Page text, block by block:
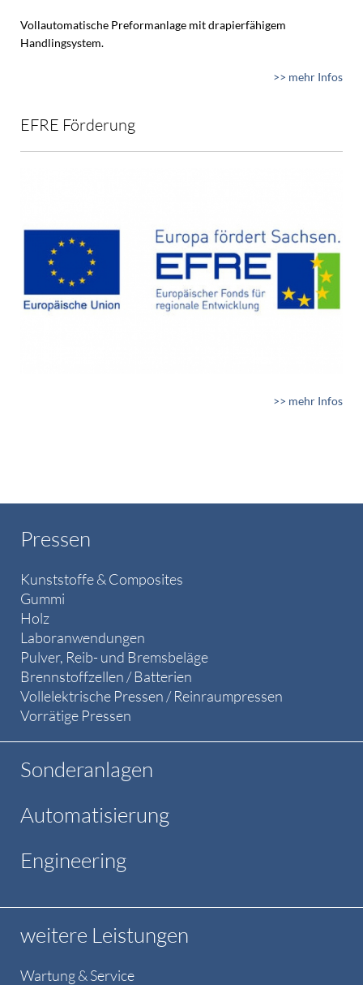
Vollautomatische Preformanlage mit drapierfähigem
Handlingsystem.
>> mehr Infos
EFRE Förderung
>> mehr Infos
Pressen
Kunststoffe & Composites
Gummi
Holz
Laboranwendungen
Pulver, Reib- und Bremsbeläge
Brennstoffzellen / Batterien
Vollelektrische Pressen / Reinraumpressen
Vorrätige Pressen
Sonderanlagen
Automatisierung
Engineering
weitere Leistungen
Wartung & Service